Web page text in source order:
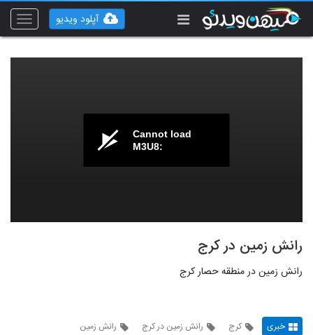
Toggle
آپلود ویدیو
Cannot load
M3U8:
رانش زمین در کرج
رانش زمین در منطقه حصار کرج
خبری کرج رانش زمین در کرج رانش زمین